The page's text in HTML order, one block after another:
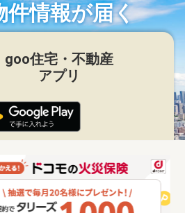
件情報が届く
goo住宅・不動産
アプリ